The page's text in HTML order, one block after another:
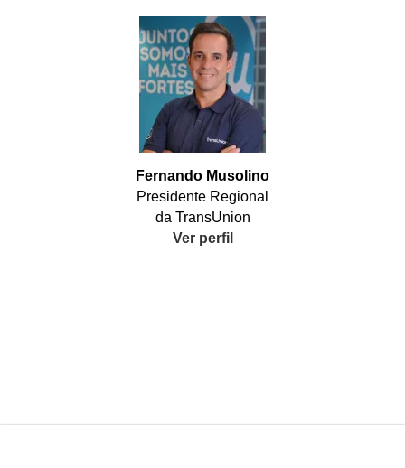
Fernando Musolino
Presidente Regional
da TransUnion
Ver perfil